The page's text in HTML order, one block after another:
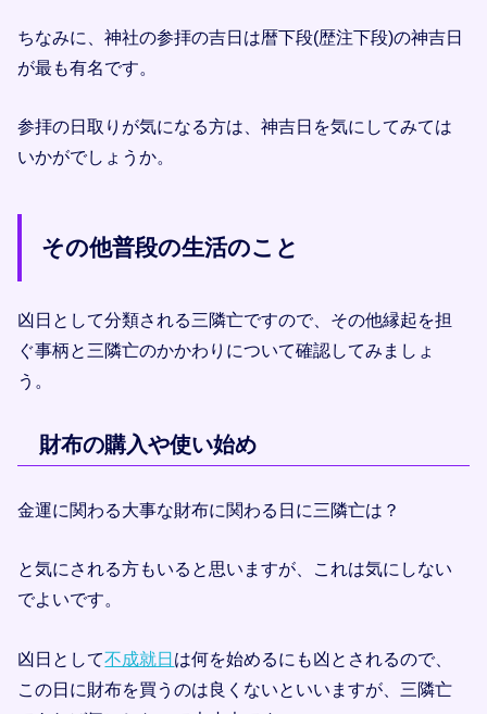
ちなみに、神社の参拝の吉日は暦下段(歴注下段)の神吉日
が最も有名です。
参拝の日取りが気になる方は、神吉日を気にしてみては
いかがでしょうか。
その他普段の生活のこと
凶日として分類される三隣亡ですので、その他縁起を担
ぐ事柄と三隣亡のかかわりについて確認してみましょ
う。
財布の購入や使い始め
金運に関わる大事な財布に関わる日に三隣亡は？
と気にされる方もいると思いますが、これは気にしない
でよいです。
凶日として不成就日は何を始めるにも凶とされるので、
この日に財布を買うのは良くないといいますが、三隣亡